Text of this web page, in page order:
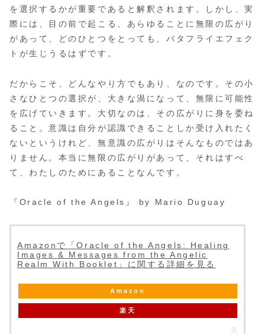
を選択するかが重要であると解釈されます。しかし、実
際には、目の前で起こる、あらゆることに無限の広がり
があって、どのひとつをとっても、バタフライエフェク
トが生じうるはずです。
だからこそ、どんなやり方でもあり、なのです。その小
さなひとつの選択が、大きな渦になって、無限に可能性
を広げていきます。大切なのは、その広がりに身を委ね
ること。意識は自分が認識できることしか受け入れたく
ないというけれど、無意識の広がりはそんなものではあ
りません。本当に無限の広がりがあって、それはすべ
て、わたしのためにあることなんです。
『Oracle of the Angels』 by Mario Duguay
Amazonで「Oracle of the Angels: Healing
Images & Messages from the Angelic
Realm With Booklet」に関する詳細を見る
Amazon
楽天